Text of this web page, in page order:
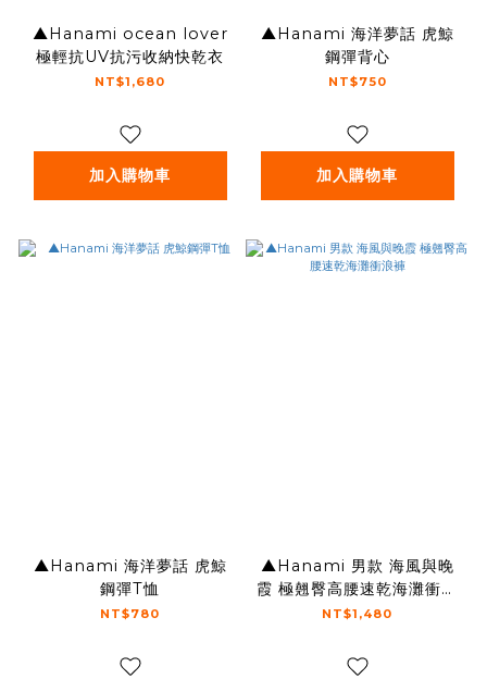
▲Hanami ocean lover
極輕抗UV抗污收納快乾衣
NT$1,680
加入購物車
▲Hanami 海洋夢話 虎鯨
鋼彈背心
NT$750
加入購物車
▲Hanami 海洋夢話 虎鯨
鋼彈T恤
NT$780
▲Hanami 男款 海風與晚
霞 極翹臀高腰速乾海灘衝浪
褲
NT$1,480